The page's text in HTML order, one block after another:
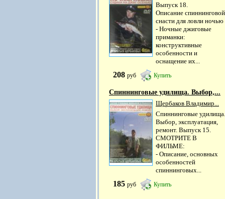
Выпуск 18.
Описание спиннинговой
снасти для ловли ночью
- Ночные джиговые
приманки:
конструктивные
особенности и
оснащение их...
208 руб Купить
Спиннинговые удилища. Выбор,...
Щербаков Владимир...
Спиннинговые удилища.
Выбор, эксплуатация,
ремонт. Выпуск 15.
СМОТРИТЕ В
ФИЛЬМЕ:
- Описание, основных
особенностей
спиннинговых...
185 руб Купить